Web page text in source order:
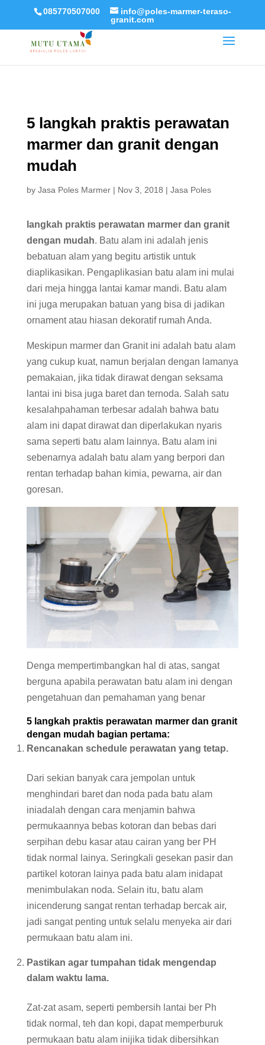
085770507000
info@poles-marmer-teraso-
granit.com
5 langkah praktis perawatan
marmer dan granit dengan
mudah
by Jasa Poles Marmer| Nov 3, 2018 | Jasa Poles
langkah praktis perawatan marmer dan granit
dengan mudah. Batu alam ini adalah jenis
bebatuan alam yang begitu artistik untuk
diaplikasikan. Pengaplikasian batu alam ini mulai
dari meja hingga lantai kamar mandi. Batu alam
ini juga merupakan batuan yang bisa di jadikan
ornament atau hiasan dekoratif rumah Anda.
Meskipun marmer dan Granit ini adalah batu alam
yang cukup kuat, namun berjalan dengan lamanya
pemakaian, jika tidak dirawat dengan seksama
lantai ini bisa juga baret dan ternoda. Salah satu
kesalahpahaman terbesar adalah bahwa batu
alam ini dapat dirawat dan diperlakukan nyaris
sama seperti batu alam lainnya. Batu alam ini
sebenarnya adalah batu alam yang berpori dan
rentan terhadap bahan kimia, pewarna, air dan
goresan.
Denga mempertimbangkan hal di atas, sangat
berguna apabila perawatan batu alam ini dengan
pengetahuan dan pemahaman yang benar
5 langkah praktis perawatan marmer dan granit
dengan mudah bagian pertama:
Rencanakan schedule perawatan yang tetap.
Dari sekian banyak cara jempolan untuk
menghindari baret dan noda pada batu alam
iniadalah dengan cara menjamin bahwa
permukaannya bebas kotoran dan bebas dari
serpihan debu kasar atau cairan yang ber PH
tidak normal lainya. Seringkali gesekan pasir dan
partikel kotoran lainya pada batu alam inidapat
menimbulakan noda. Selain itu, batu alam
inicenderung sangat rentan terhadap bercak air,
jadi sangat penting untuk selalu menyeka air dari
permukaan batu alam ini.
Pastikan agar tumpahan tidak mengendap
dalam waktu lama.
Zat-zat asam, seperti pembersih lantai ber Ph
tidak normal, teh dan kopi, dapat memperburuk
permukaan batu alam inijika tidak dibersihkan